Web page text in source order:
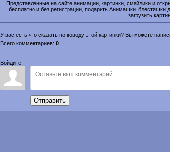
Представленные на сайте анимации, картинки, смайлики и
бесплатно и без регистрации, подарить Анимашки, блестяшки
загрузить
У вас есть что сказать по поводу этой картинки? Вы можете
Всего комментариев: 0
Войдите:
Отправить